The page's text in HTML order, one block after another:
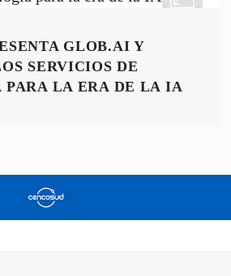
GLOB.AI Y
SERVICIOS DE
PARA LA ERA DE LA IA